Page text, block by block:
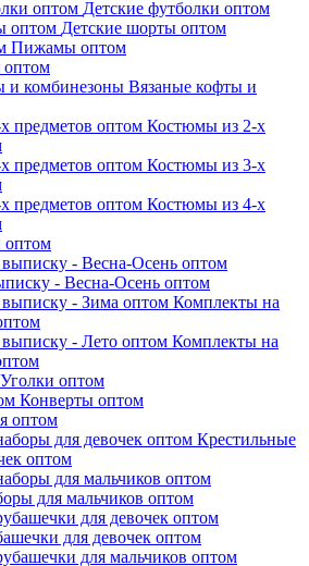
Детские футболки оптом
Детские шорты оптом
Пижамы оптом
оптом
Вязаные кофты и
Костюмы из 2-х
Костюмы из 3-х
Костюмы из 4-х
оптом
- Весна-Осень оптом
Комплекты на
Комплекты на
Уголки оптом
Конверты оптом
оптом
Крестильные
оптом
для мальчиков оптом
для девочек оптом